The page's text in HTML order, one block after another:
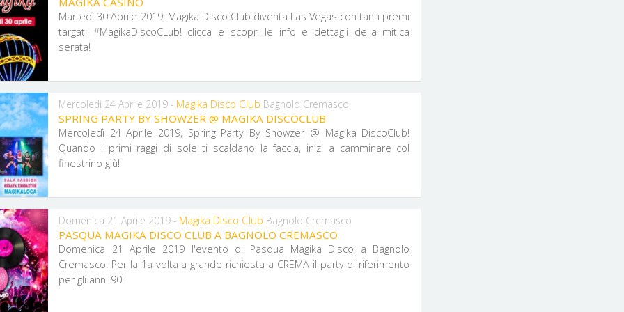
Martedì 30 Aprile 2019, Magika Disco Club diventa Las Vegas con tanti premi
targati #MagikaDiscoCLub! clicca e scopri le info e dettagli della mitica
serata!
Mercoledì 24 Aprile 2019 - Magika Disco Club Bagnolo Cremasco
SPRING PARTY BY SHOWZER @ MAGIKA DISCOCLUB
Mercoledì 24 Aprile 2019, Spring Party By Showzer @ Magika DiscoClub!
Quando i primi raggi di sole ti scaldano la faccia, inizi a camminare col
finestrino giù!
Domenica 21 Aprile 2019 - Magika Disco Club Bagnolo Cremasco
PASQUA MAGIKA DISCO CLUB A BAGNOLO CREMASCO
Domenica 21 Aprile 2019 l'evento di Pasqua Magika Disco a Bagnolo
Cremasco! Per la 1a volta a grande richiesta a CREMA il party di riferimento
per gli anni 90!